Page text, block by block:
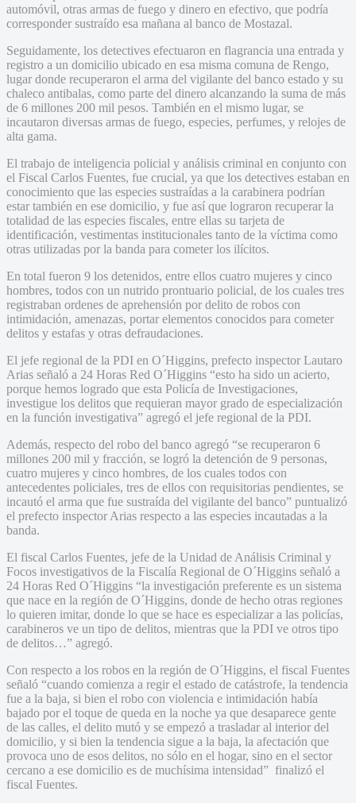
automóvil, otras armas de fuego y dinero en efectivo, que podría
corresponder sustraído esa mañana al banco de Mostazal.
Seguidamente, los detectives efectuaron en flagrancia una entrada y
registro a un domicilio ubicado en esa misma comuna de Rengo,
lugar donde recuperaron el arma del vigilante del banco estado y su
chaleco antibalas, como parte del dinero alcanzando la suma de más
de 6 millones 200 mil pesos. También en el mismo lugar, se
incautaron diversas armas de fuego, especies, perfumes, y relojes de
alta gama.
El trabajo de inteligencia policial y análisis criminal en conjunto con
el Fiscal Carlos Fuentes, fue crucial, ya que los detectives estaban en
conocimiento que las especies sustraídas a la carabinera podrían
estar también en ese domicilio, y fue así que lograron recuperar la
totalidad de las especies fiscales, entre ellas su tarjeta de
identificación, vestimentas institucionales tanto de la víctima como
otras utilizadas por la banda para cometer los ilícitos.
En total fueron 9 los detenidos, entre ellos cuatro mujeres y cinco
hombres, todos con un nutrido prontuario policial, de los cuales tres
registraban ordenes de aprehensión por delito de robos con
intimidación, amenazas, portar elementos conocidos para cometer
delitos y estafas y otras defraudaciones.
El jefe regional de la PDI en O´Higgins, prefecto inspector Lautaro
Arias señaló a 24 Horas Red O´Higgins “esto ha sido un acierto,
porque hemos logrado que esta Policía de Investigaciones,
investigue los delitos que requieran mayor grado de especialización
en la función investigativa” agregó el jefe regional de la PDI.
Además, respecto del robo del banco agregó “se recuperaron 6
millones 200 mil y fracción, se logró la detención de 9 personas,
cuatro mujeres y cinco hombres, de los cuales todos con
antecedentes policiales, tres de ellos con requisitorias pendientes, se
incautó el arma que fue sustraída del vigilante del banco” puntualizó
el prefecto inspector Arias respecto a las especies incautadas a la
banda.
El fiscal Carlos Fuentes, jefe de la Unidad de Análisis Criminal y
Focos investigativos de la Fiscalía Regional de O´Higgins señaló a
24 Horas Red O´Higgins “la investigación preferente es un sistema
que nace en la región de O´Higgins, donde de hecho otras regiones
lo quieren imitar, donde lo que se hace es especializar a las policías,
carabineros ve un tipo de delitos, mientras que la PDI ve otros tipo
de delitos…” agregó.
Con respecto a los robos en la región de O´Higgins, el fiscal Fuentes
señaló “cuando comienza a regir el estado de catástrofe, la tendencia
fue a la baja, si bien el robo con violencia e intimidación había
bajado por el toque de queda en la noche ya que desaparece gente
de las calles, el delito mutó y se empezó a trasladar al interior del
domicilio, y si bien la tendencia sigue a la baja, la afectación que
provoca uno de esos delitos, no sólo en el hogar, sino en el sector
cercano a ese domicilio es de muchísima intensidad” finalizó el
fiscal Fuentes.